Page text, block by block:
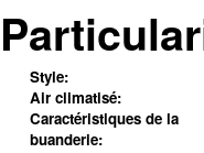
Style:
Air climatisé:
Caractéristiques de la
buanderie: